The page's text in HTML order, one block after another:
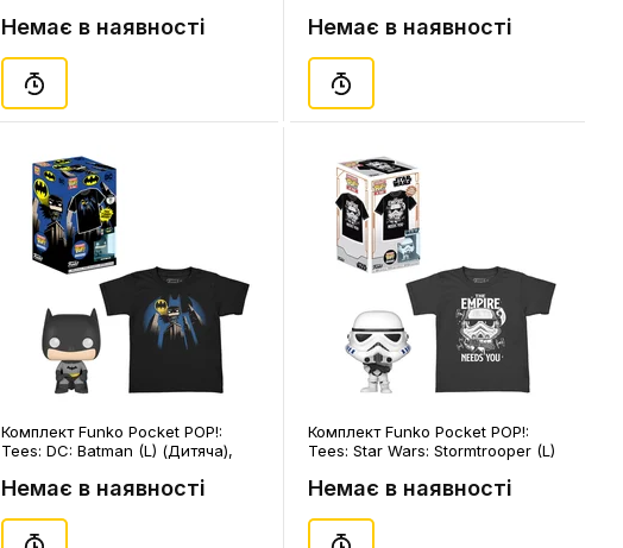
Немає в наявності Немає в наявності
Комплект Funko Pocket POP!:
Tees: DC: Batman (L) (Дитяча),
Немає в наявності
Комплект Funko Pocket POP!:
Tees: Star Wars: Stormtrooper (L)
Немає в наявності